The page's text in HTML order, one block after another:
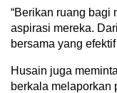
“Berikan ruang bagi
aspirasi mereka.
bersama yang
Husain juga
berkala melaporkan